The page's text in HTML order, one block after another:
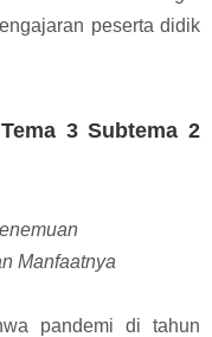
peserta didik
3 Subtema 2
Manfaatnya
pandemi di tahun